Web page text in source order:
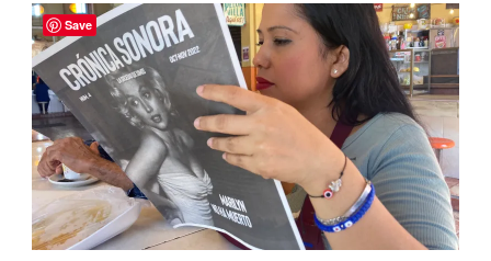
Entre
Amigos
Que
Leen
Y
Discuten
Save